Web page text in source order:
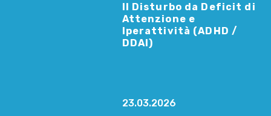
Il Disturbo da Deficit di
Attenzione e
Iperattività (ADHD /
DDAI)
23.03.2026